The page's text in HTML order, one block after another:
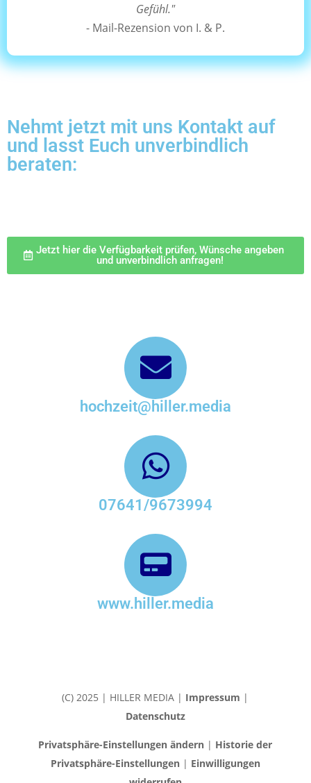
Gefühl."
- Mail-Rezension von I. & P.
Nehmt jetzt mit uns Kontakt auf
und lasst Euch unverbindlich
beraten:
Jetzt hier die Verfügbarkeit prüfen, Wünsche angeben
und unverbindlich anfragen!
hochzeit@hiller.media
07641/9673994
www.hiller.media
(C) 2025 | HILLER MEDIA | Impressum |
Datenschutz
Privatsphäre-Einstellungen ändern | Historie der
Privatsphäre-Einstellungen| Einwilligungen